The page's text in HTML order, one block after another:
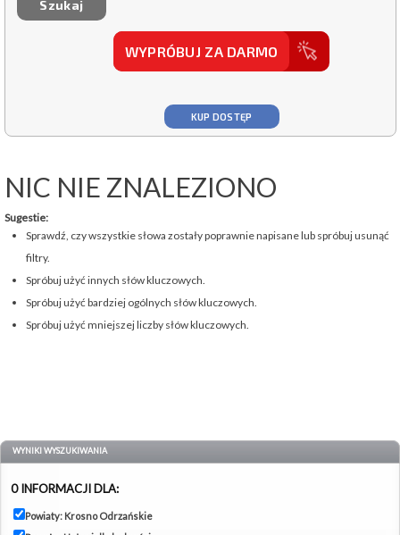
WYPRÓBUJ ZA DARMO
KUP DOSTĘP
NIC NIE ZNALEZIONO
Sugestie:
Sprawdź, czy wszystkie słowa zostały poprawnie napisane lub spróbuj usunąć
filtry.
Spróbuj użyć innych słów kluczowych.
Spróbuj użyć bardziej ogólnych słów kluczowych.
Spróbuj użyć mniejszej liczby słów kluczowych.
WYNIKI WYSZUKIWANIA
0 INFORMACJI DLA:
Powiaty: Krosno Odrzańskie